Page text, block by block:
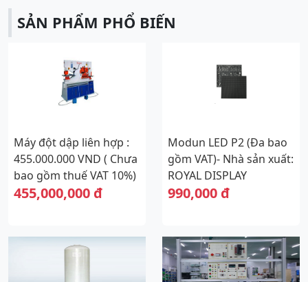
Máy đột dập liên hợp :
455.000.000 VND ( Chưa
bao gồm thuế VAT 10%)
455,000,000 đ
Modun LED P2 (Đa bao
gồm VAT)- Nhà sản xuất:
ROYAL DISPLAY
990,000 đ
SẢN PHẨM PHỔ BIẾN